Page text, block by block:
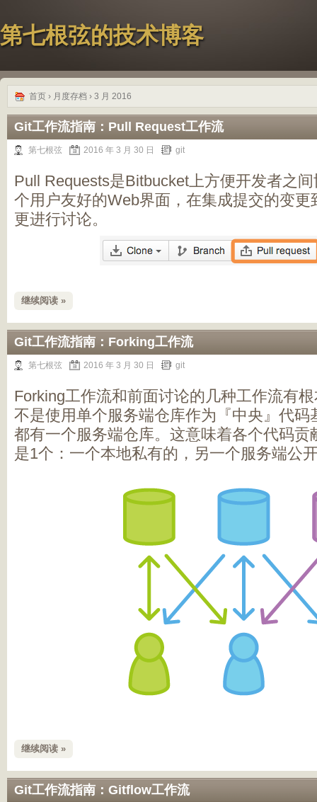
第七根弦的技术博客
首页 › 月度存档 › 3 月 2016
Git工作流指南：Pull Request工作流
第七根弦 2016 年 3 月 30 日 git
Pull Requests是Bitbucket上方便开发者之
个用户友好的Web界面，在集成提交的变
更进行讨论。
继续阅读 »
Git工作流指南：Forking工作流
第七根弦 2016 年 3 月 30 日 git
Forking工作流和前面讨论的几种工作流有
不是使用单个服务端仓库作为『中央』代码
都有一个服务端仓库。这意味着各个代码贡
是1个：一个本地私有的，另一个服务端公
继续阅读 »
Git工作流指南：Gitflow工作流